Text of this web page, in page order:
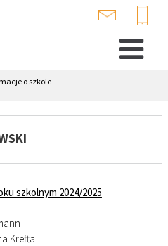
o szkole
szkolnym 2024/2025
Krefta